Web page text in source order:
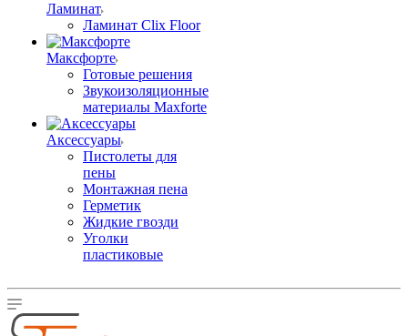
Ламинат
Ламинат Clix Floor
Максфорте
Готовые решения
Звукоизоляционные
материалы Maxforte
Аксессуары
Пистолеты для
пены
Монтажная пена
Герметик
Жидкие гвозди
Уголки
пластиковые